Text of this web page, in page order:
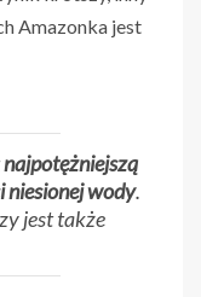
Amazonka jest
najpotężniejszą
niesionej wody.
jest także